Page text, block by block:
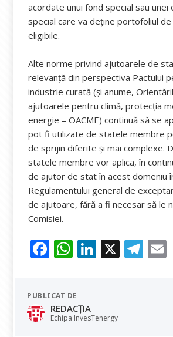
acordate unui fond special sau unei
special care va deține portofoliul
eligibile.
Alte norme privind ajutoarele de
relevanță din perspectiva Pactului
industrie curată (și anume,
ajutoarele pentru climă, protecția
energie – OACME) continuă să se
pot fi utilizate de statele membre
de sprijin diferite și mai complexe.
statele membre vor aplica, în
de ajutor de stat în acest domeniu
Regulamentului general de
de ajutoare, fără a fi necesar să le
Comisiei.
F
e
b
o
W
at
s
A
Li
dI
X T
PUBLICAT DE
REDACȚIA
Echipa InvesTenergy